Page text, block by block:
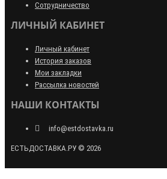
Сотрудничество
ЛИЧНЫЙ КАБИНЕТ
Личный кабинет
История заказов
Мои закладки
Рассылка новостей
НАШИ КОНТАКТЫ
info@estdostavka.ru
ЕСТЬДОСТАВКА.РУ © 2026